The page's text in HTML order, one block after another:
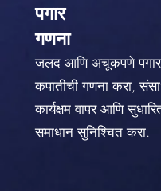
पगार
गणना
जलद आणि अचूकपणे
कपातीची गणना करा,
कार्यक्षम वापर आणि
समाधान सुनिश्चित करा.